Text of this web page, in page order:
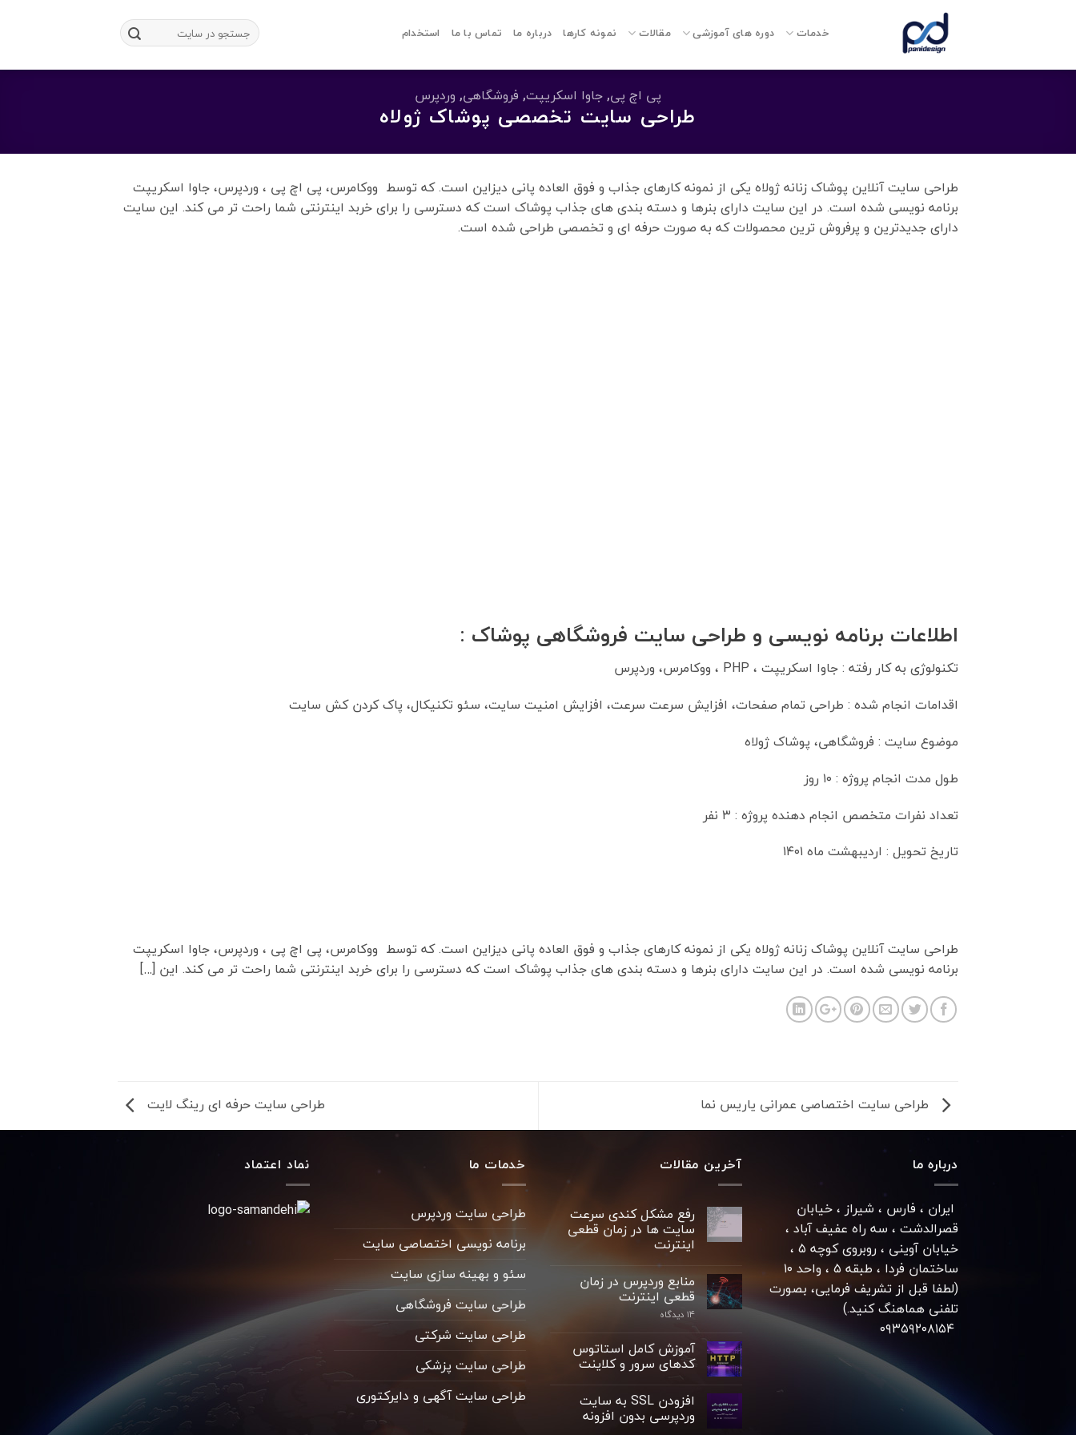
خدمات دوره های آموزشی مقالات نمونه کارها درباره ما تماس با ما استخدام
پی اچ پی,جاوا اسکریپت, فروشگاهی, وردپرس
طراحی سایت تخصصی پوشاک ژولاه
طراحی سایت آنلاین پوشاک زنانه ژولاه یکی از نمونه کارهای جذاب و فوق العاده پانی دیزاین است. که توسط ووکامرس، پی اچ پی ، وردپرس، جاوا اسکریپت
برنامه نویسی شده است. در این سایت دارای بنرها و دسته بندی های جذاب پوشاک است که دسترسی را برای خربد اینترنتی شما راحت تر می کند. این سایت
دارای جدیدترین و پرفروش ترین محصولات که به صورت حرفه ای و تخصصی طراحی شده است.
اطلاعات برنامه نویسی و طراحی سایت فروشگاهی پوشاک :
تکنولوژی به کار رفته : جاوا اسکریپت ، PHP ، ووکامرس، وردپرس
اقدامات انجام شده : طراحی تمام صفحات، افزایش سرعت سرعت، افزایش امنیت سایت، سئو تکنیکال، پاک کردن کش سایت
موضوع سایت : فروشگاهی، پوشاک ژولاه
طول مدت انجام پروژه : ۱۰ روز
تعداد نفرات متخصص انجام دهنده پروژه : ۳ نفر
تاریخ تحویل : اردیبهشت ماه ۱۴۰۱
طراحی سایت آنلاین پوشاک زنانه ژولاه یکی از نمونه کارهای جذاب و فوق العاده پانی دیزاین است. که توسط ووکامرس، پی اچ پی ، وردپرس، جاوا اسکریپت
برنامه نویسی شده است. در این سایت دارای بنرها و دسته بندی های جذاب پوشاک است که دسترسی را برای خربد اینترنتی شما راحت تر می کند. این […]
طراحی سایت اختصاصی عمرانی یاریس نما طراحی سایت حرفه ای رینگ لایت
درباره ما
ایران ، فارس ، شیراز ، خیابان
قصرالدشت ، سه راه عفیف آباد ،
خیابان آوینی ، روبروی کوچه ۵ ،
ساختمان فردا ، طبقه ۵ ، واحد ۱۰
(لطفا قبل از تشریف فرمایی، بصورت
تلفنی هماهنگ کنید.)
۰۹۳۵۹۲۰۸۱۵۴
آخرین مقالات
رفع مشکل کندی سرعت
سایت ها در زمان قطعی
اینترنت
منابع وردپرس در زمان
قطعی اینترنت
۱۴ دیدگاه
آموزش کامل استاتوس
کدهای سرور و کلاینت
افزودن SSL به سایت
وردپرسی بدون افزونه
خدمات ما
طراحی سایت وردپرس
برنامه نویسی اختصاصی سایت
سئو و بهینه سازی سایت
طراحی سایت فروشگاهی
طراحی سایت شرکتی
طراحی سایت پزشکی
طراحی سایت آگهی و دایرکتوری
نماد اعتماد